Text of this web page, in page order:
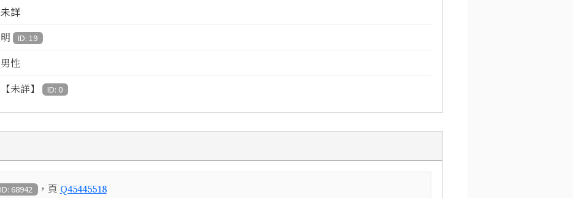
未詳
明 ID: 19
男性
【未詳】 ID: 0
ID: 68942 ，頁 Q45445518